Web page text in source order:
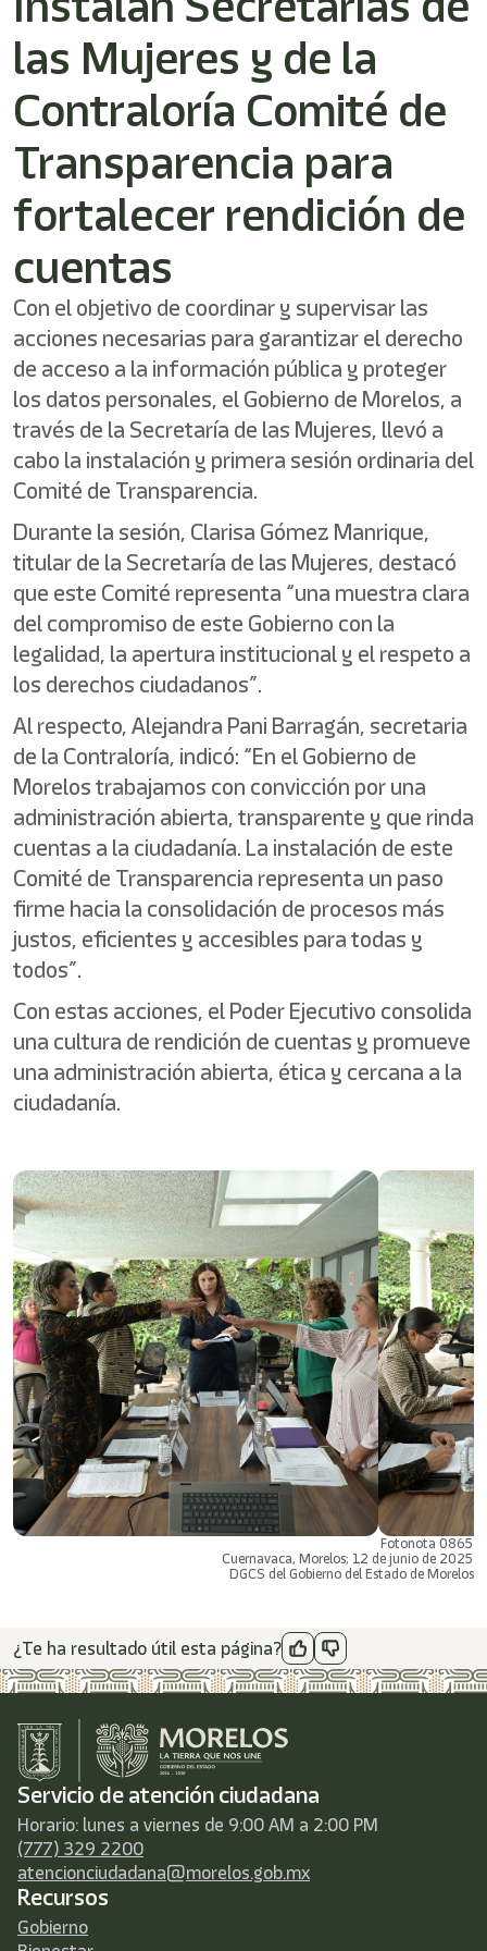
las Mujeres y de la
Contraloría Comité de
Transparencia para
fortalecer rendición de
cuentas
Con el objetivo de coordinar y supervisar las
acciones necesarias para garantizar el derecho
de acceso a la información pública y proteger
los datos personales, el Gobierno de Morelos, a
través de la Secretaría de las Mujeres, llevó a
cabo la instalación y primera sesión ordinaria del
Comité de Transparencia.
Durante la sesión, Clarisa Gómez Manrique,
titular de la Secretaría de las Mujeres, destacó
que este Comité representa “una muestra clara
del compromiso de este Gobierno con la
legalidad, la apertura institucional y el respeto a
los derechos ciudadanos”.
Al respecto, Alejandra Pani Barragán, secretaria
de la Contraloría, indicó: “En el Gobierno de
Morelos trabajamos con convicción por una
administración abierta, transparente y que rinda
cuentas a la ciudadanía. La instalación de este
Comité de Transparencia representa un paso
firme hacia la consolidación de procesos más
justos, eficientes y accesibles para todas y
todos”.
Con estas acciones, el Poder Ejecutivo consolida
una cultura de rendición de cuentas y promueve
una administración abierta, ética y cercana a la
ciudadanía.
Fotonota 0865
Cuernavaca, Morelos; 12 de junio de 2025
DGCS del Gobierno del Estado de Morelos
¿Te ha resultado útil esta página?
Servicio de atención ciudadana
Horario: lunes a viernes de 9:00 AM a 2:00 PM
(777) 329 2200
atencionciudadana@morelos.gob.mx
Recursos
Gobierno